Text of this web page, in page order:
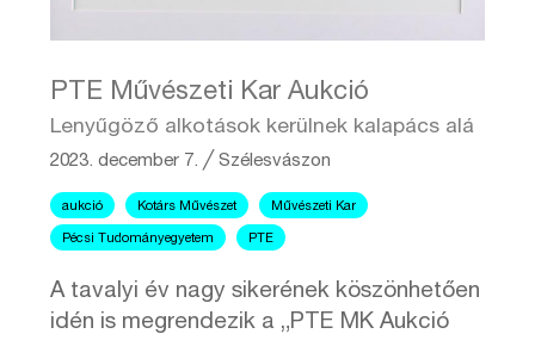
PTE Művészeti Kar Aukció
Lenyűgöző alkotások kerülnek kalapács alá
2023. december 7. ╱Szélesvászon
aukció Kotárs Művészet Művészeti Kar
Pécsi Tudományegyetem PTE
A tavalyi év nagy sikerének köszönhetően
idén is megrendezik a „PTE MK Aukció